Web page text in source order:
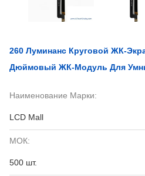
260 Луминанс Круговой ЖК-
Дюймовый ЖК-Модуль Для
Наименование Марки:
LCD Mall
МОК:
500 шт.